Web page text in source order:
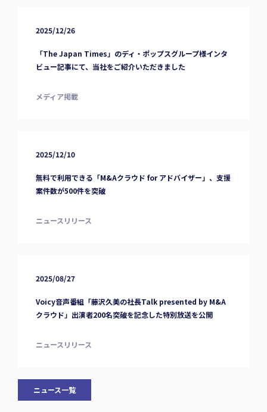
2025/12/26
「The Japan Times」のディ・ポップスグループ様インタ
ビュー記事にて、当社をご紹介いただきました
メディア掲載
2025/12/10
無料で利用できる「M&Aクラウド for アドバイザー」、支援
案件数が500件を突破
ニュースリリース
2025/08/27
Voicy音声番組「藤沢久美の社長Talk presented by M&A
クラウド」出演者200名突破を記念した特別放送を公開
ニュースリリース
ニュース一覧